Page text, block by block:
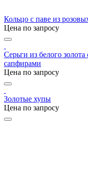
Кольцо с паве из
Цена по запросу
Серьги из белого
сапфирами
Цена по запросу
Золотые хупы
Цена по запросу